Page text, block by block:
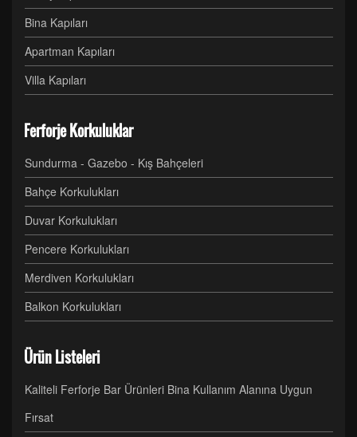
Bina Kapıları
Apartman Kapıları
Villa Kapıları
Ferforje Korkuluklar
Sundurma - Gazebo - Kış Bahçeleri
Bahçe Korkulukları
Duvar Korkulukları
Pencere Korkulukları
Merdiven Korkulukları
Balkon Korkulukları
Ürün Listeleri
Kaliteli Ferforje Bar Ürünleri Bina Kullanım Alanına Uygun
Fırsat